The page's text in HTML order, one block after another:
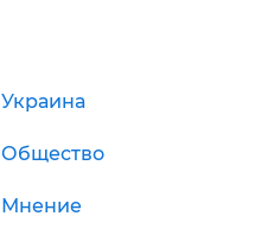
Украина
Общество
Мнение